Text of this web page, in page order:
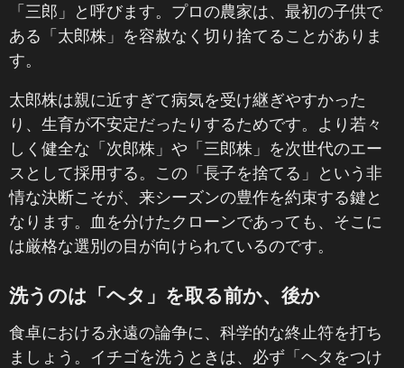
「三郎」と呼びます。プロの農家は、最初の子供で
ある「太郎株」を容赦なく切り捨てることがありま
す。
太郎株は親に近すぎて病気を受け継ぎやすかった
り、生育が不安定だったりするためです。より若々
しく健全な「次郎株」や「三郎株」を次世代のエー
スとして採用する。この「長子を捨てる」という非
情な決断こそが、来シーズンの豊作を約束する鍵と
なります。血を分けたクローンであっても、そこに
は厳格な選別の目が向けられているのです。
洗うのは「ヘタ」を取る前か、後か
食卓における永遠の論争に、科学的な終止符を打ち
ましょう。イチゴを洗うときは、必ず「ヘタをつけ